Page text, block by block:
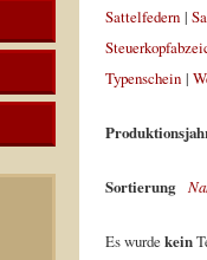
Sattelfedern|
Typenschein|
Sortierung
Es wurdekein